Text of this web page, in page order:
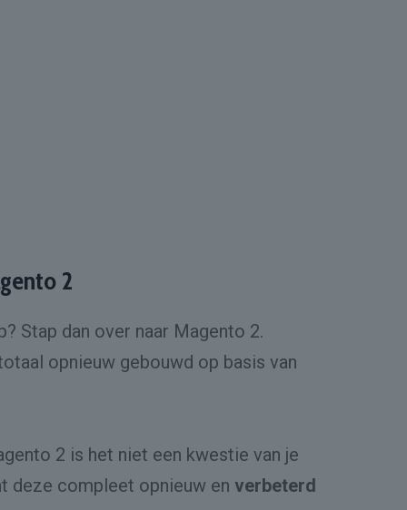
2
Stap dan over naar Magento 2.
opnieuw gebouwd op basis van
2 is het niet een kwestie van je
deze compleet opnieuw en verbeterd